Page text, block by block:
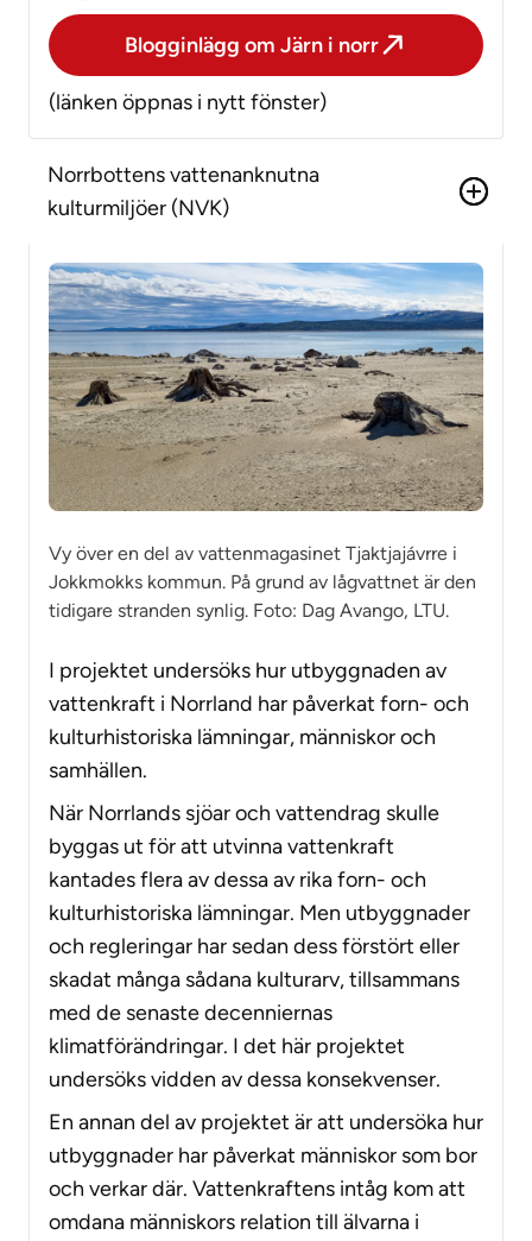
Blogginlägg om Järn i norr
(länken öppnas i nytt fönster)
Norrbottens vattenanknutna
kulturmiljöer (NVK)
Vy över en del av vattenmagasinet Tjaktjajávrre i
Jokkmokks kommun. På grund av lågvattnet är den
tidigare stranden synlig. Foto: Dag Avango, LTU.
I projektet undersöks hur utbyggnaden av
vattenkraft i Norrland har påverkat forn- och
kulturhistoriska lämningar, människor och
samhällen.
När Norrlands sjöar och vattendrag skulle
byggas ut för att utvinna vattenkraft
kantades flera av dessa av rika forn- och
kulturhistoriska lämningar. Men utbyggnader
och regleringar har sedan dess förstört eller
skadat många sådana kulturarv, tillsammans
med de senaste decenniernas
klimatförändringar. I det här projektet
undersöks vidden av dessa konsekvenser.
En annan del av projektet är att undersöka hur
utbyggnader har påverkat människor som bor
och verkar där. Vattenkraftens intåg kom att
omdana människors relation till älvarna i